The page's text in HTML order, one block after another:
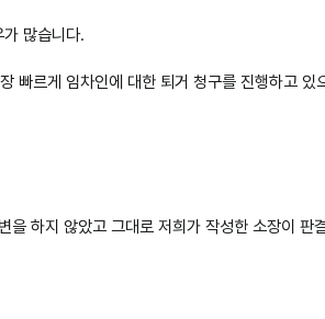
많습니다.
빠르게 임차인에 대한 퇴거 청구를 진행하고 있
하지 않았고 그대로 저희가 작성한 소장이 판